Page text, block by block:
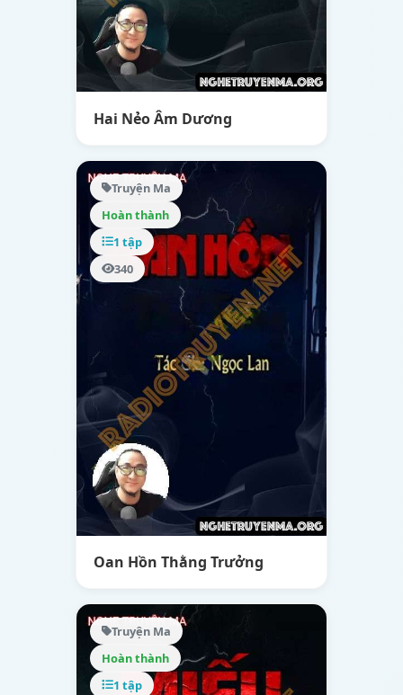
Hai Nẻo Âm Dương
Truyện Ma
Hoàn thành
1 tập
340
Oan Hồn Thằng Trưởng
Truyện Ma
Hoàn thành
1 tập